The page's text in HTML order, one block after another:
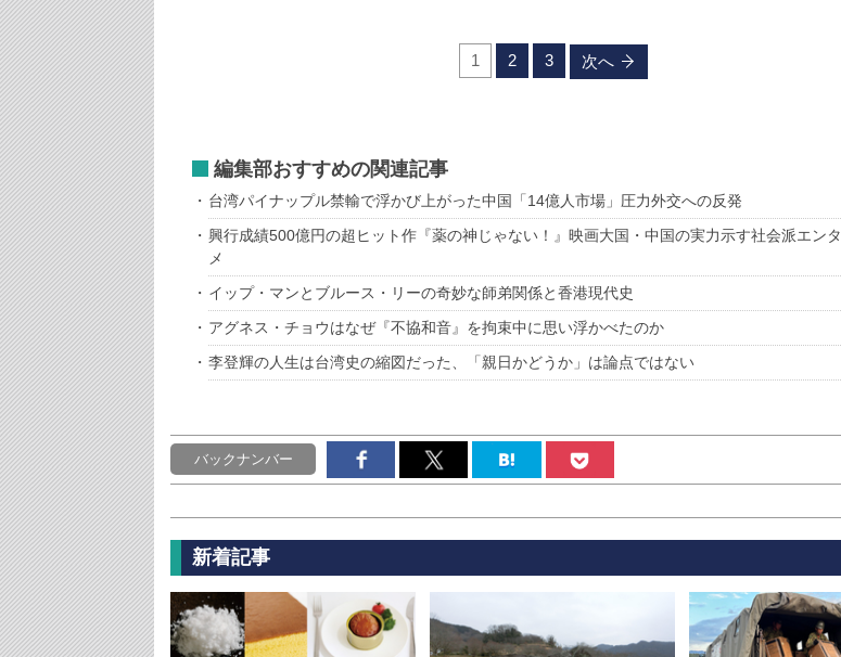
1 2 3 次へ
編集部おすすめの関連記事
台湾パイナップル禁輸で浮かび上がった中国「14億人市場」圧力外交への反発
興行成績500億円の超ヒット作『薬の神じゃない！』映画大国・中国の実力示す社会派エンタ
メ
イップ・マンとブルース・リーの奇妙な師弟関係と香港現代史
アグネス・チョウはなぜ『不協和音』を拘束中に思い浮かべたのか
李登輝の人生は台湾史の縮図だった、「親日かどうか」は論点ではない
バックナンバー
新着記事